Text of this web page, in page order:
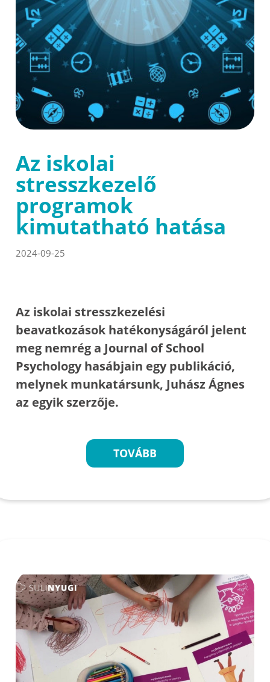
Az iskolai
stresszkezelő
programok
kimutatható hatása
2024-09-25
Az iskolai stresszkezelési
beavatkozások hatékonyságáról jelent
meg nemrég a Journal of School
Psychology hasábjain egy publikáció,
melynek munkatársunk, Juhász Ágnes
az egyik szerzője.
TOVÁBB